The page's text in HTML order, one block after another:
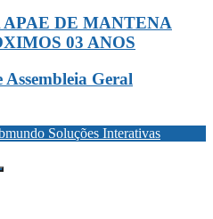
DE MANTENA
03 ANOS
Geral
Soluções Interativas